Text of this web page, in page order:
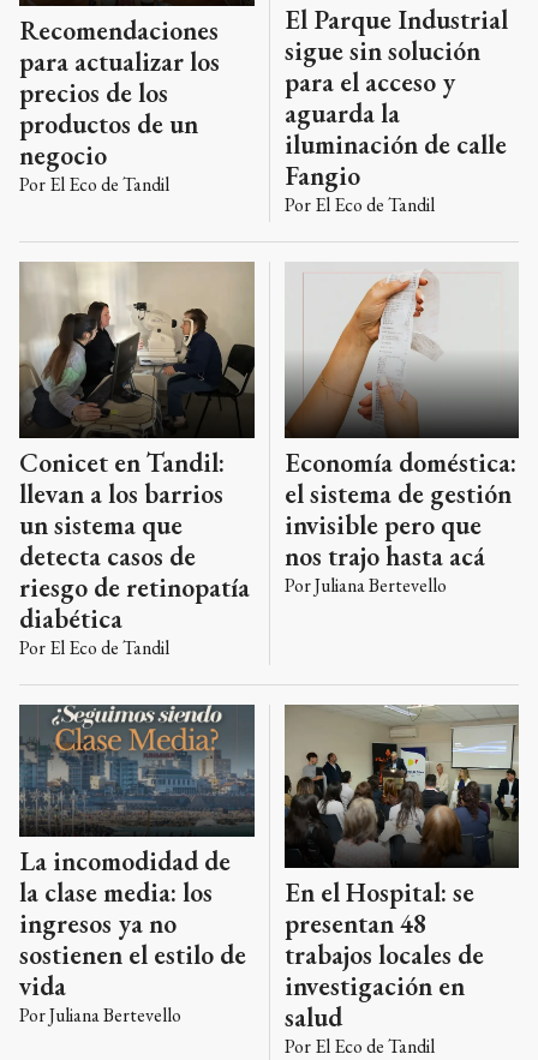
Recomendaciones
para actualizar los
precios de los
productos de un
negocio
PorEl Eco de Tandil
El Parque Industrial
sigue sin solución
para el acceso y
aguarda la
iluminación de calle
Fangio
PorEl Eco de Tandil
Conicet en Tandil:
llevan a los barrios
un sistema que
detecta casos de
riesgo de retinopatía
diabética
PorEl Eco de Tandil
Economía doméstica:
el sistema de gestión
invisible pero que
nos trajo hasta acá
PorJuliana Bertevello
La incomodidad de
la clase media: los
ingresos ya no
sostienen el estilo de
vida
PorJuliana Bertevello
En el Hospital: se
presentan 48
trabajos locales de
investigación en
salud
PorEl Eco de Tandil